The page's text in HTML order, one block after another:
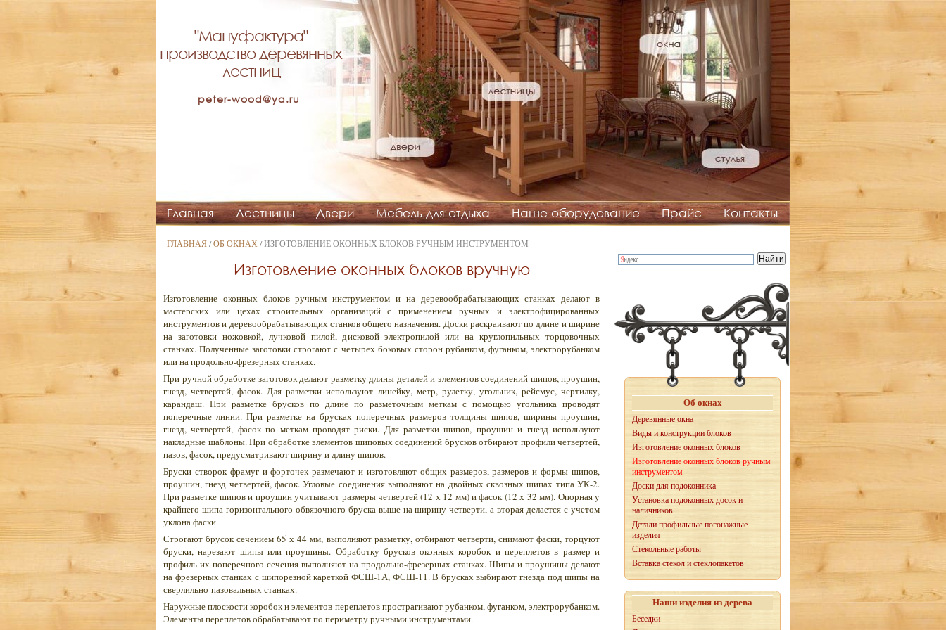
"Мануфактура"
производство деревянных
лестниц
peter-wood@ya.ru
Главная Лестницы Двери Мебель для отдыха Наше оборудование Прайс Контакты
ГЛАВНАЯ/ОБ ОКНАХ / ИЗГОТОВЛЕНИЕ ОКОННЫХ БЛОКОВ РУЧНЫМ ИНСТРУМЕНТОМ
Изготовление оконных блоков вручную
Изготовление оконных блоков ручным инструментом и на деревообрабатывающих станках делают в
мастерских или цехах строительных организаций с применением ручных и электрофицированных
инструментов и деревообрабатывающих станков общего назначения. Доски раскраивают по длине и ширине
на заготовки ножовкой, лучковой пилой, дисковой электропилой или на круглопильных торцовочных
станках. Полученные заготовки строгают с четырех боковых сторон рубанком, фуганком, электрорубанком
или на продольно-фрезерных станках.
При ручной обработке заготовок делают разметку длины деталей и элементов соединений шипов, проушин,
гнезд, четвертей, фасок. Для разметки используют линейку, метр, рулетку, угольник, рейсмус, чертилку,
карандаш. При разметке брусков по длине по разметочным меткам с помощью угольника проводят
поперечные линии. При разметке на брусках поперечных размеров толщины шипов, ширины проушин,
гнезд, четвертей, фасок по меткам проводят риски. Для разметки шипов, проушин и гнезд используют
накладные шаблоны. При обработке элементов шиповых соединений брусков отбирают профили четвертей,
пазов, фасок, предусматривают ширину и длину шипов.
Бруски створок фрамуг и форточек размечают и изготовляют общих размеров, размеров и формы шипов,
проушин, гнезд четвертей, фасок. Угловые соединения выполняют на двойных сквозных шипах типа УК-2.
При разметке шипов и проушин учитывают размеры четвертей (12 х 12 мм) и фасок (12 х 32 мм). Опорная у
крайнего шипа горизонтального обвязочного бруска выше на ширину четверти, а вторая делается с учетом
уклона фаски.
Строгают брусок сечением 65 х 44 мм, выполняют разметку, отбирают четверти, снимают фаски, торцуют
бруски, нарезают шипы или проушины. Обработку брусков оконных коробок и переплетов в размер и
профиль их поперечного сечения выполняют на продольно-фрезерных станках. Шипы и проушины делают
на фрезерных станках с шипорезной кареткой ФСШ-1А, ФСШ-11. В брусках выбирают гнезда под шипы на
сверлильно-пазовальных станках.
Наружные плоскости коробок и элементов переплетов прострагивают рубанком, фуганком, электрорубанком.
Элементы переплетов обрабатывают по периметру ручными инструментами.
Об окнах
Деревянные окна
Виды и конструкции блоков
Изготовление оконных блоков
Изготовление оконных блоков ручным
инструментом
Доски для подоконника
Установка подоконных досок и
наличников
Детали профильные погонажные
изделия
Стекольные работы
Вставка стекол и стеклопакетов
Наши изделия из дерева
Беседки